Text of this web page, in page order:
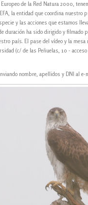
de la Red Natura 2000,
la entidad que coordina nuestro
y las acciones que estamos
duración ha sido dirigido y filmado
país. El pase del vídeo y la
(c/ de las Peñuelas, 10 -
nombre, apellidos y DNI al